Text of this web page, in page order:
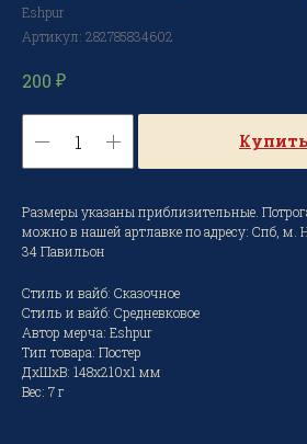
Eshpur
Артикул: 282785834602
200 ₽
Купить
Размеры указаны приблизительные.
можно в нашей артлавке по адресу: Спб, м.
34 Павильон
Стиль и вайб: Сказочное
Стиль и вайб: Средневковое
Автор мерча: Eshpur
Тип товара: Постер
ДxШxВ: 148x210x1 мм
Вес: 7 г